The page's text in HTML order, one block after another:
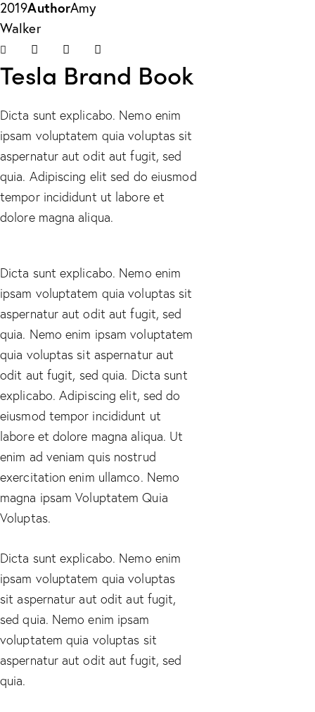
2019AuthorAmy
Walker
Twitter-
new
FacebookShare-
email
Copy
clipboard
Tesla Brand Book
Dicta sunt explicabo. Nemo enim
ipsam voluptatem quia voluptas sit
aspernatur aut odit aut fugit, sed
quia. Adipiscing elit sed do eiusmod
tempor incididunt ut labore et
dolore magna aliqua.
Dicta sunt explicabo. Nemo enim
ipsam voluptatem quia voluptas sit
aspernatur aut odit aut fugit, sed
quia. Nemo enim ipsam voluptatem
quia voluptas sit aspernatur aut
odit aut fugit, sed quia. Dicta sunt
explicabo. Adipiscing elit, sed do
eiusmod tempor incididunt ut
labore et dolore magna aliqua. Ut
enim ad veniam quis nostrud
exercitation enim ullamco. Nemo
magna ipsamVoluptatem Quia
Voluptas.
Dicta sunt explicabo. Nemo enim
ipsam voluptatem quia voluptas
sit aspernatur aut odit aut fugit,
sed quia. Nemo enim ipsam
voluptatem quia voluptas sit
aspernatur aut odit aut fugit, sed
quia.